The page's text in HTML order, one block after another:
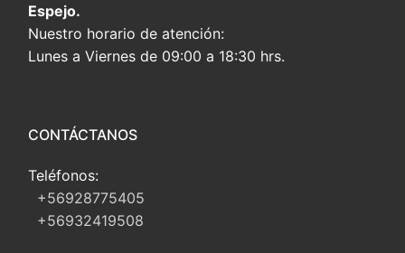
Espejo.
Nuestro horario de atención:
Lunes a Viernes de 09:00 a 18:30 hrs.
CONTÁCTANOS
Teléfonos:
+56928775405
+56932419508